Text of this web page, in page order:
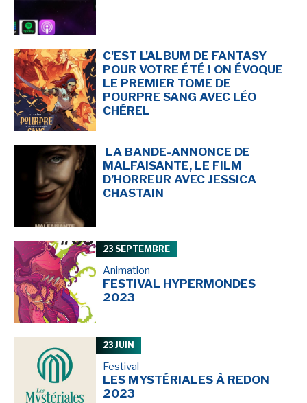
EMAGINAIRE
Mentions légales - Cookies
Publicités - Données personnelles
C'EST L'ALBUM DE FANTASY
POUR VOTRE ÉTÉ ! ON ÉVOQUE
LE PREMIER TOME DE
POURPRE SANG AVEC LÉO
CHÉREL
LA BANDE-ANNONCE DE
MALFAISANTE, LE FILM
D’HORREUR AVEC JESSICA
CHASTAIN
23 SEPTEMBRE
Animation
FESTIVAL HYPERMONDES
2023
23 JUIN
Festival
LES MYSTÉRIALES À REDON
2023